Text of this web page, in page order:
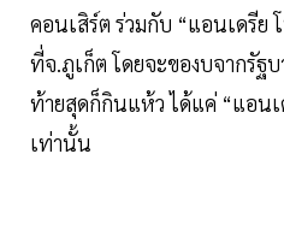
คอนเสิร์ต ร่วมกับ “แอนเดรีย
ที่จ.ภูเก็ต โดยจะของบจากรัฐ
ท้ายสุดก็กินแห้ว ได้แค่ “แอนเ
เท่านั้น